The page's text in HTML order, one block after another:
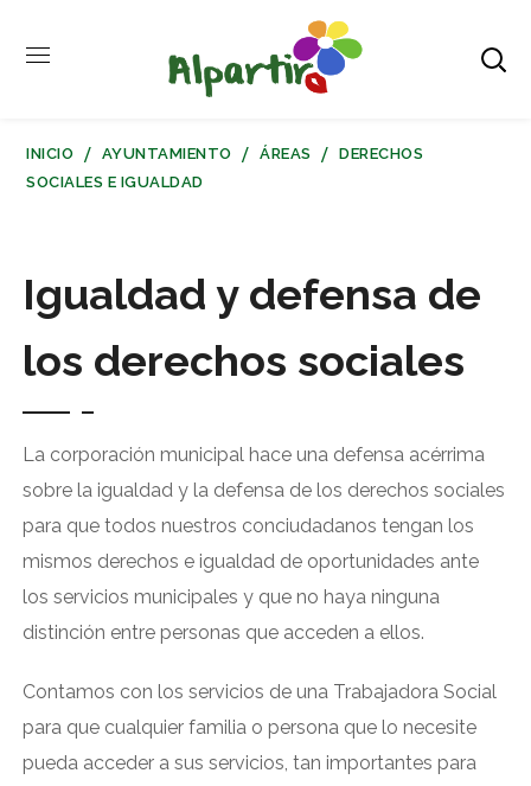
INICIO AYUNTAMIENTO ÁREAS
DERECHOS
SOCIALES E IGUALDAD
Igualdad y defensa de
los derechos sociales
La corporación municipal hace una defensa acérrima
sobre la igualdad y la defensa de los derechos sociales
para que todos nuestros conciudadanos tengan los
mismos derechos e igualdad de oportunidades ante
los servicios municipales y que no haya ninguna
distinción entre personas que acceden a ellos.
Contamos con los servicios de una Trabajadora Social
para que cualquier familia o persona que lo necesite
pueda acceder a sus servicios, tan importantes para